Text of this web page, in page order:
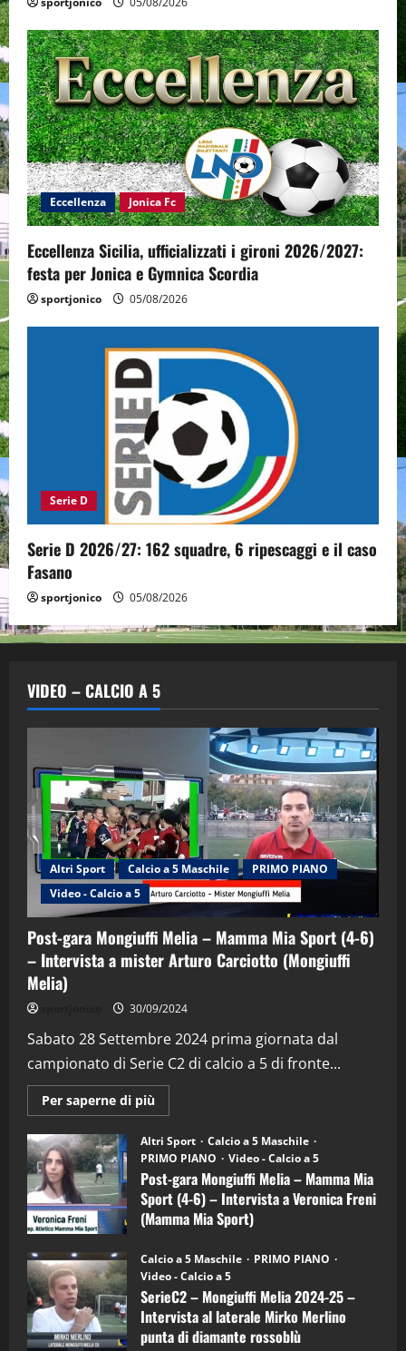
Eccellenza Jonica Fc
Eccellenza Sicilia, ufficializzati i gironi 2026/2027:
festa per Jonica e Gymnica Scordia
sportjonico 05/08/2026
Serie D
Serie D 2026/27: 162 squadre, 6 ripescaggi e il caso
Fasano
sportjonico 05/08/2026
VIDEO – CALCIO A 5
Altri Sport Calcio a 5 Maschile
PRIMO PIANO
Video - Calcio a 5
Post-gara Mongiuffi Melia – Mamma Mia Sport (4-6)
– Intervista a mister Arturo Carciotto (Mongiuffi
Melia)
30/09/2024
Sabato 28 Settembre 2024 prima giornata dal
campionato di Serie C2 di calcio a 5 di fronte...
Per saperne di più
informazioni
Post-
gara
Mongiuffi
Melia
–
Mamma
Mia
Sport
6)
–
Intervista
a
mister
Arturo
Carciotto
(Mongiuffi
Altri Sport
Calcio a 5 Maschile
PRIMO PIANO
Video - Calcio a 5
Post-gara Mongiuffi Melia – Mamma Mia
Sport (4-6) – Intervista a Veronica Freni
(Mamma Mia Sport)
Calcio a 5 Maschile
PRIMO PIANO
Video - Calcio a 5
SerieC2 – Mongiuffi Melia 2024-25 –
Intervista al laterale Mirko Merlino
punta di diamante rossoblù
2
“SportEmpire” in Podcast: 29^ Puntata
(Martedi 28 Aprile 2026)
28/04/2026
3
"SportEmpire" in Podcast
“SportEmpire” in Podcast: 28^ Puntata
(Martedi 21 Aprile 2026)
21/04/2026
4
“SportEmpire” in Podcast: 27^ Puntata
(Martedi 14 Aprile 2026)
15/04/2026